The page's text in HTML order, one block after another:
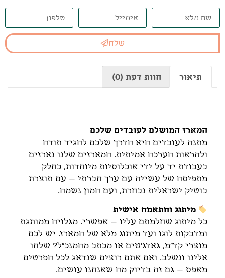
שלח
תיאור חוות דעת (0)
המארז המושלם לעובדים שלכם
מתנה לעובדים היא הדרך שלכם להגיד תודה
ולהראות הערכה אמיתית. המארזים שלנו נארזים
בעבודת יד על ידי אוכלוסיות מיוחדות, כחלק
מתפיסה של עשייה עם ערך חברתי – עם תוצרת
בוטיק ישראלית נבחרת, ועם המון נשמה.
מיתוג והתאמה אישית
כל מיתוג שחלמתם עליו – אפשרי. מגלויה ממותגת
ומדבקות לוגו ועד מיתוג מלא של המארז. יש לכם
מוצרי קד"מ, גאדג'טים או מכתב מהמנכ"ל? שלחו
אלינו ונשלב. ואם אתם רוצים שנדאג לכל הפרטים
מאפס – גם זה בדיוק מה שאנחנו עושים.